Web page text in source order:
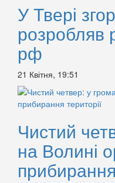
У Твері
розробляв
рф
21 Квітня, 19:51
Чистий
на Волині